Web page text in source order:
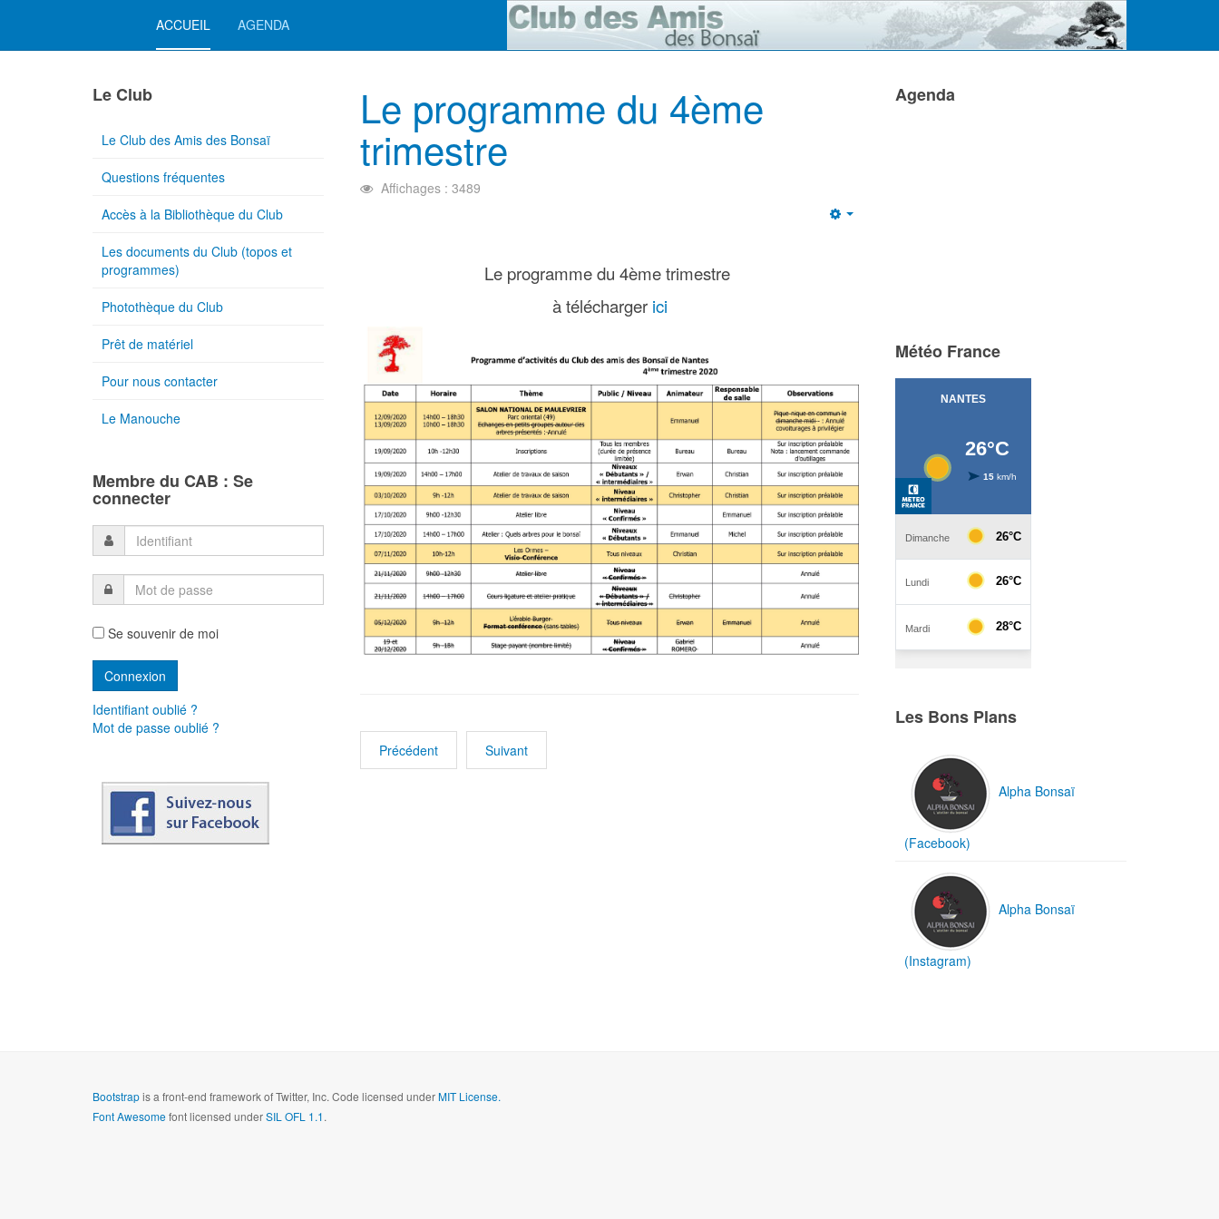
ACCUEIL AGENDA
Le programme du 4ème
trimestre
Affichages : 3489
Le programme du 4ème trimestre
à télécharger ici
Précédent Suivant
Le Club
Le Club des Amis des Bonsaï
Questions fréquentes
Accès à la Bibliothèque du Club
Les documents du Club (topos et
programmes)
Photothèque du Club
Prêt de matériel
Pour nous contacter
Le Manouche
Membre du CAB : Se
connecter
Se souvenir de moi
Identifiant oublié ?
Mot de passe oublié ?
Agenda
Météo France
Les Bons Plans
Alpha Bonsaï
(Facebook)
Alpha Bonsaï
(Instagram)
Bootstrapis a front-end framework of Twitter, Inc. Code licensed underMIT License.
Font Awesomefont licensed underSIL OFL 1.1.